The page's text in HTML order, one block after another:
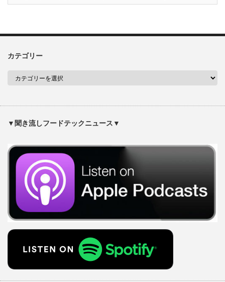
カテゴリー
▼聞き流しフードテックニュース▼